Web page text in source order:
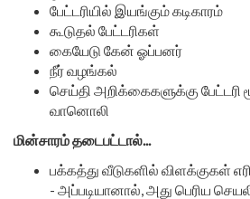
பேட்டரியில் இயங்கும் கடிகாரம்
கூடுதல் பேட்டரிகள்
கையேடு கேன் ஓப்பனர்
நீர் வழங்கல்
செய்தி அறிக்கைகளுக்கு பேட்டரி
வானொலி
மின்சாரம் தடைபட்டால்...
பக்கத்து வீடுகளில் விளக்குகள்
- அப்படியானால், அது பெரிய